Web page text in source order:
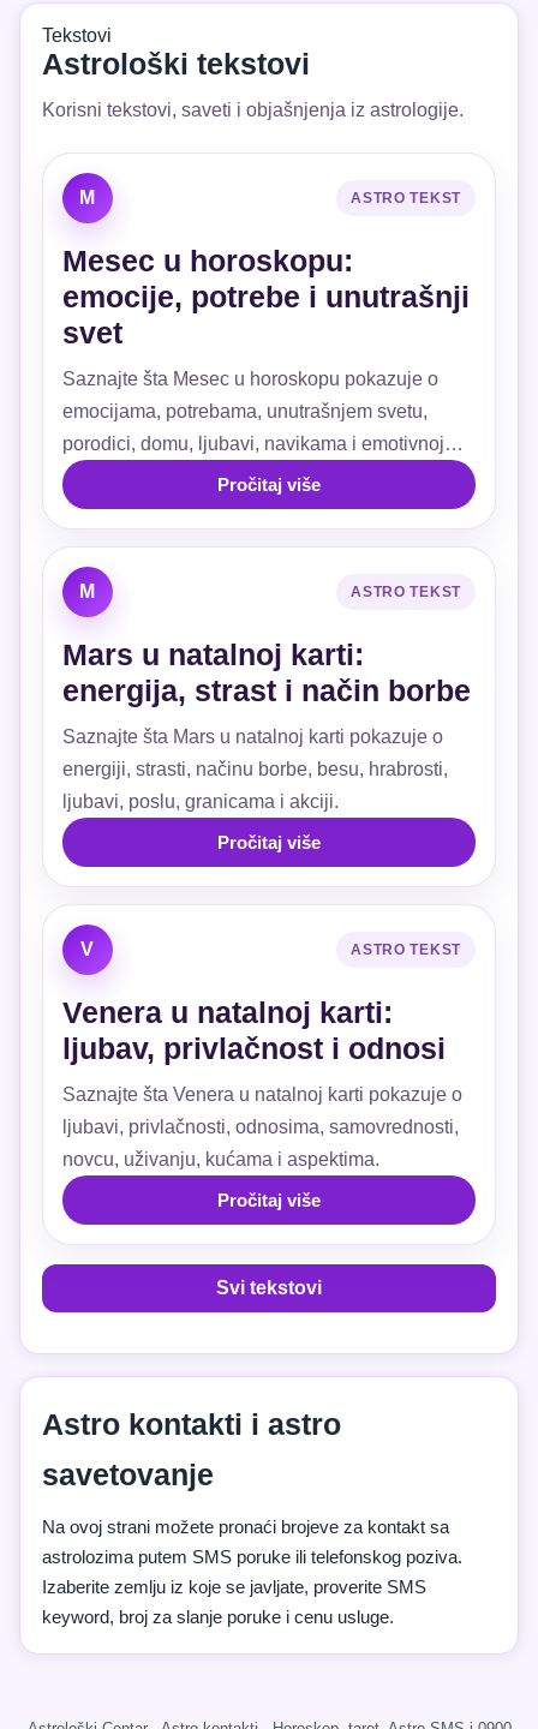
Tekstovi
Astrološki tekstovi
Korisni tekstovi, saveti i objašnjenja iz astrologije.
M ASTRO TEKST
Mesec u horoskopu:
emocije, potrebe i unutrašnji
svet
Saznajte šta Mesec u horoskopu pokazuje o
emocijama, potrebama, unutrašnjem svetu,
porodici, domu, ljubavi, navikama i emotivnoj
sigurnosti.
Pročitaj više
M ASTRO TEKST
Mars u natalnoj karti:
energija, strast i način borbe
Saznajte šta Mars u natalnoj karti pokazuje o
energiji, strasti, načinu borbe, besu, hrabrosti,
ljubavi, poslu, granicama i akciji.
Pročitaj više
V ASTRO TEKST
Venera u natalnoj karti:
ljubav, privlačnost i odnosi
Saznajte šta Venera u natalnoj karti pokazuje o
ljubavi, privlačnosti, odnosima, samovrednosti,
novcu, uživanju, kućama i aspektima.
Pročitaj više
Svi tekstovi
Astro kontakti i astro
savetovanje
Na ovoj strani možete pronaći brojeve za kontakt sa
astrolozima putem SMS poruke ili telefonskog poziva.
Izaberite zemlju iz koje se javljate, proverite SMS
keyword, broj za slanje poruke i cenu usluge.